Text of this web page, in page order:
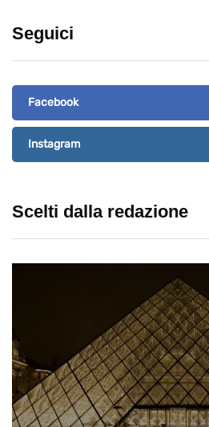
Seguici
Facebook
Instagram
Scelti dalla redazione